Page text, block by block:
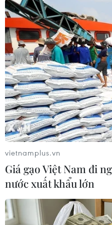
Thành phố Hồ Chí Minh nhìn
An/
vietnamplus.vn
Giá gạo Việt Nam đi
nước xuất khẩu lớn